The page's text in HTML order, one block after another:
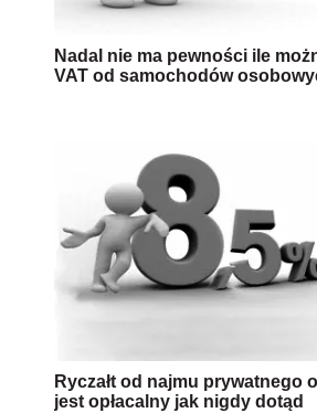
Nadal nie ma pewności ile
VAT od samochodów
Ryczałt od najmu prywatnego
jest opłacalny jak nigdy dotąd